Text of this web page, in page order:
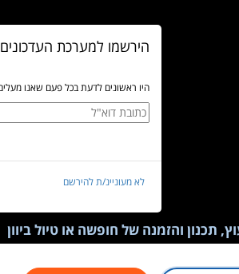
תכנון והזמנה של חופשה או טיול ביוון
הירשמו למערכת
היו ראשונים לדעת בכל פעם שאנו
לא מעוניינ/ת להירשם